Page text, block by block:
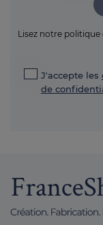
Lisez notre
J'accepte les
de